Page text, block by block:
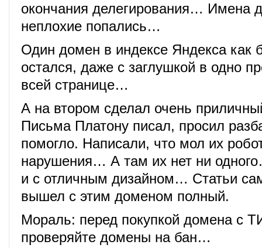
окончания делегирования… Имена
неплохие попались…
Один домен в индексе Яндекса как
остался, даже с заглушкой в одно
всей странице…
А на втором сделал очень
Письма Платону писал, просил
помогло. Написали, что мол их
нарушения… А там их нет ни
и с отличным дизайном… Статьи
вышел с этим доменом полный.
Мораль: перед покупкой домена с
проверяйте домены на бан…